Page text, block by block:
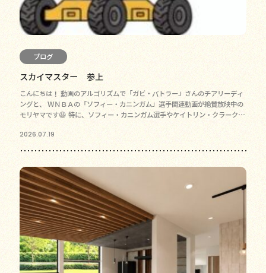
ブログ
スカイマスター 参上
こんにちは！ 動画のアルゴリズムで「ガビ・バトラー」さんのチアリーディ
ングと、 ＷＮＢＡの「ソフィー・カニンガム」選手関連動画が絶賛放映中の
モリヤマです😆 特に、ソフィー・カニンガム選手やケイトリン・クラーク選
2026.07.19